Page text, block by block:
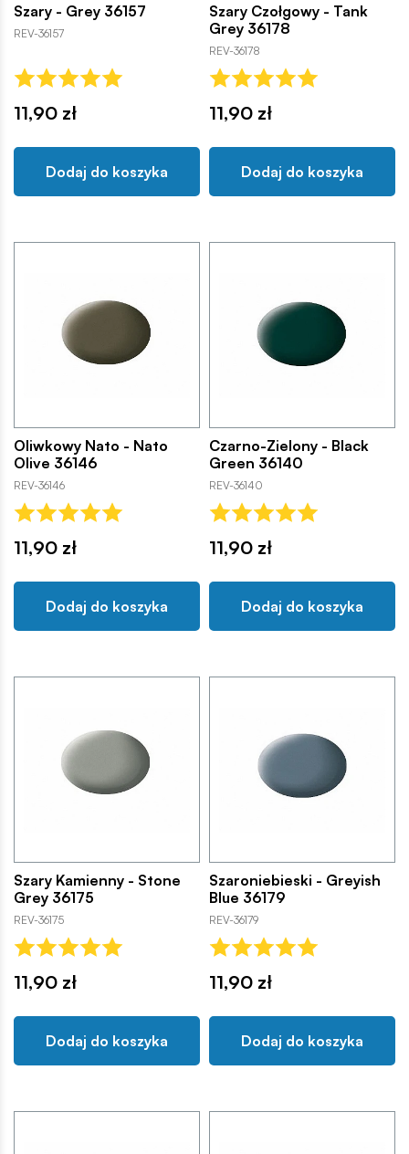
Szary - Grey 36157
REV-36157
11,90 zł
Dodaj do koszyka
Szary Czołgowy - Tank
Grey 36178
REV-36178
11,90 zł
Dodaj do koszyka
Oliwkowy Nato - Nato
Olive 36146
REV-36146
11,90 zł
Dodaj do koszyka
Czarno-Zielony - Black
Green 36140
REV-36140
11,90 zł
Dodaj do koszyka
Szary Kamienny - Stone
Grey 36175
REV-36175
11,90 zł
Dodaj do koszyka
Szaroniebieski - Greyish
Blue 36179
REV-36179
11,90 zł
Dodaj do koszyka